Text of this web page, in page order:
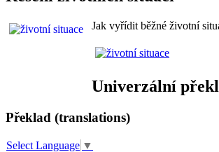
Jak vyřídit běžné životní
Univerzální
Překlad (translations)
Select Language ▼